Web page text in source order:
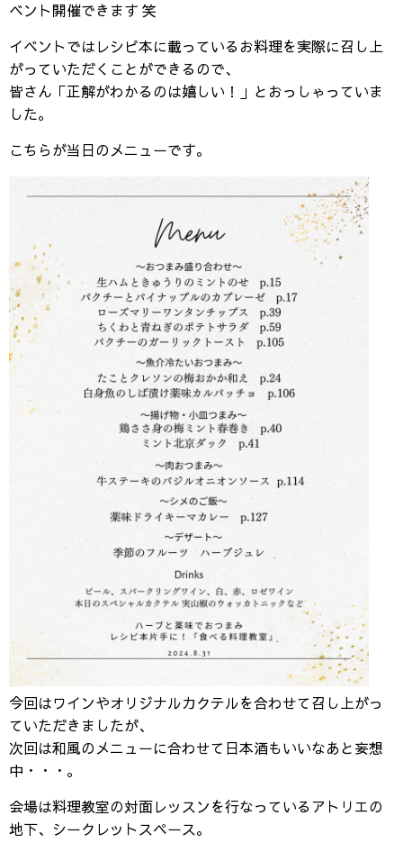
ベント開催できます 笑
イベントではレシピ本に載っているお料理を実際に召し上
がっていただくことができるので、
皆さん「正解がわかるのは嬉しい！」とおっしゃっていま
した。
こちらが当日のメニューです。
今回はワインやオリジナルカクテルを合わせて召し上がっ
ていただきましたが、
次回は和風のメニューに合わせて日本酒もいいなあと妄想
中・・・。
会場は料理教室の対面レッスンを行なっているアトリエの
地下、シークレットスペース。